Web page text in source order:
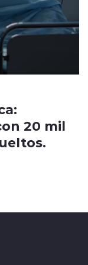
20 mil